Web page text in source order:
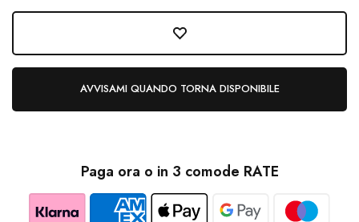
AVVISAMI QUANDO TORNA DISPONIBILE
Paga ora o in 3 comode RATE